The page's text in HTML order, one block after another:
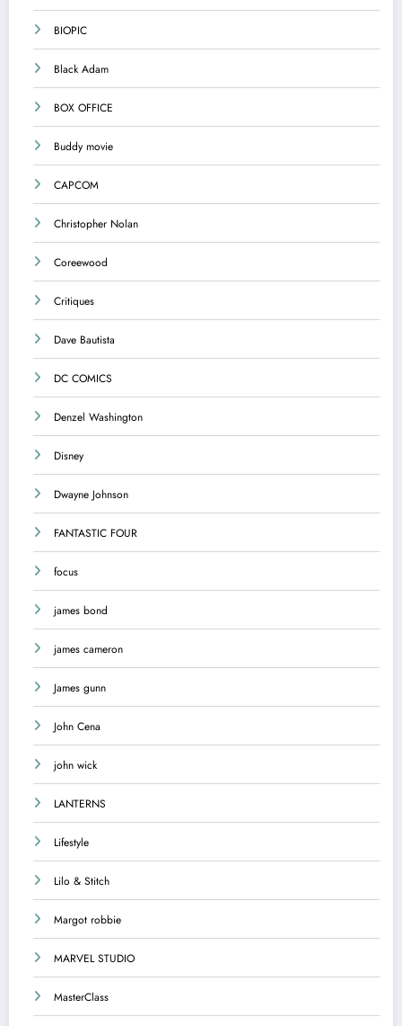
BIOPIC
Black Adam
BOX OFFICE
Buddy movie
CAPCOM
Christopher Nolan
Coreewood
Critiques
Dave Bautista
DC COMICS
Denzel Washington
Disney
Dwayne Johnson
FANTASTIC FOUR
focus
james bond
james cameron
James gunn
John Cena
john wick
LANTERNS
Lifestyle
Lilo & Stitch
Margot robbie
MARVEL STUDIO
MasterClass